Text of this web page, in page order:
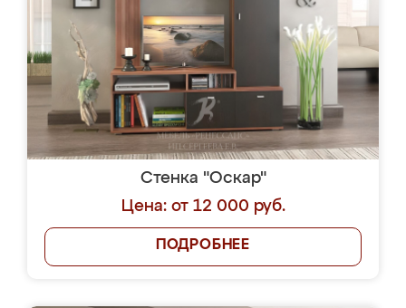
Стенка "Оскар"
Цена: от 12 000 руб.
ПОДРОБНЕЕ